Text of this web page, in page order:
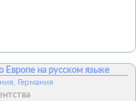
Европе на русском языке
Германия